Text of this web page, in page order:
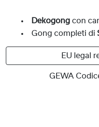
Dekogong con
Gong completi di
EU legal
GEWA